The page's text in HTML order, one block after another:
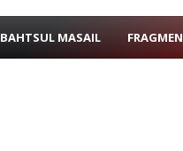
BAHTSUL MASAIL FRAGMEN